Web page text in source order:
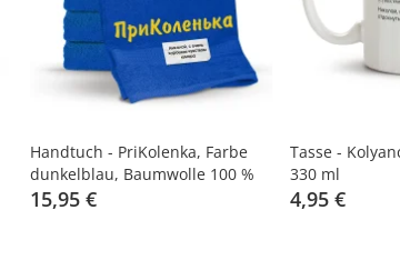
Handtuch - PriKolenka, Farbe
dunkelblau, Baumwolle 100 %
15,95 €
Tasse -
330 ml
4,95 €